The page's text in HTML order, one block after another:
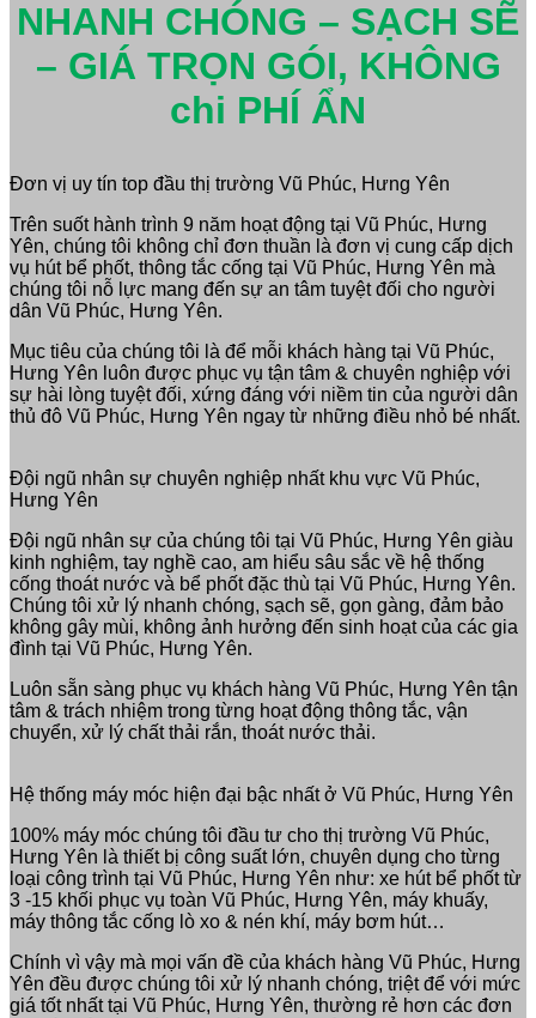
NHANH CHÓNG – SẠCH SẼ
– GIÁ TRỌN GÓI, KHÔNG
chi PHÍ ẨN
Đơn vị uy tín top đầu thị trường Vũ Phúc, Hưng Yên
Trên suốt hành trình 9 năm hoạt động tại Vũ Phúc, Hưng
Yên, chúng tôi không chỉ đơn thuần là đơn vị cung cấp dịch
vụ hút bể phốt, thông tắc cống tại Vũ Phúc, Hưng Yên mà
chúng tôi nỗ lực mang đến sự an tâm tuyệt đối cho người
dân Vũ Phúc, Hưng Yên.
Mục tiêu của chúng tôi là để mỗi khách hàng tại Vũ Phúc,
Hưng Yên luôn được phục vụ tận tâm & chuyên nghiệp với
sự hài lòng tuyệt đối, xứng đáng với niềm tin của người dân
thủ đô Vũ Phúc, Hưng Yên ngay từ những điều nhỏ bé nhất.
Đội ngũ nhân sự chuyên nghiệp nhất khu vực Vũ Phúc,
Hưng Yên
Đội ngũ nhân sự của chúng tôi tại Vũ Phúc, Hưng Yên giàu
kinh nghiệm, tay nghề cao, am hiểu sâu sắc về hệ thống
cống thoát nước và bể phốt đặc thù tại Vũ Phúc, Hưng Yên.
Chúng tôi xử lý nhanh chóng, sạch sẽ, gọn gàng, đảm bảo
không gây mùi, không ảnh hưởng đến sinh hoạt của các gia
đình tại Vũ Phúc, Hưng Yên.
Luôn sẵn sàng phục vụ khách hàng Vũ Phúc, Hưng Yên tận
tâm & trách nhiệm trong từng hoạt động thông tắc, vận
chuyển, xử lý chất thải rắn, thoát nước thải.
Hệ thống máy móc hiện đại bậc nhất ở Vũ Phúc, Hưng Yên
100% máy móc chúng tôi đầu tư cho thị trường Vũ Phúc,
Hưng Yên là thiết bị công suất lớn, chuyên dụng cho từng
loại công trình tại Vũ Phúc, Hưng Yên như: xe hút bể phốt từ
3 -15 khối phục vụ toàn Vũ Phúc, Hưng Yên, máy khuấy,
máy thông tắc cống lò xo & nén khí, máy bơm hút…
Chính vì vậy mà mọi vấn đề của khách hàng Vũ Phúc, Hưng
Yên đều được chúng tôi xử lý nhanh chóng, triệt để với mức
giá tốt nhất tại Vũ Phúc, Hưng Yên, thường rẻ hơn các đơn